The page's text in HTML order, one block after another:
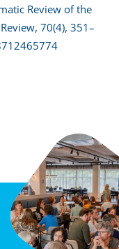
Review of the
70(4), 351–